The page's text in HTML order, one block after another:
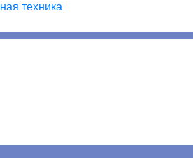
техника